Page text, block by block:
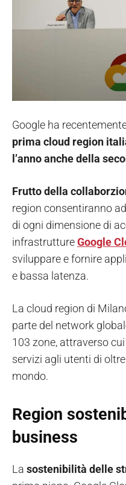
Google ha
prima cloud region
l’anno anche della
Frutto della
region consentiranno
di ogni dimensione di
infrastruttureGoogle
sviluppare e fornire
e bassa latenza.
La cloud region di
parte del network
103 zone, attraverso
servizi agli utenti di
mondo.
Region
business
La sostenibilità delle